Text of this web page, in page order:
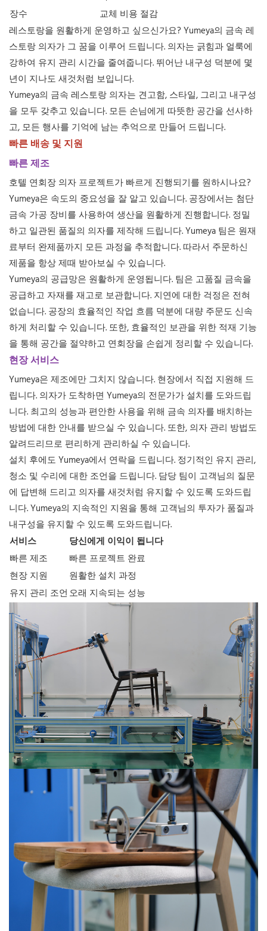
장수
교체 비용 절감
레스토랑을 원활하게 운영하고 싶으신가요? Yumeya의 금속 레
스토랑 의자가 그 꿈을 이루어 드립니다. 의자는 긁힘과 얼룩에
강하여 유지 관리 시간을 줄여줍니다. 뛰어난 내구성 덕분에 몇
년이 지나도 새것처럼 보입니다.
Yumeya의 금속 레스토랑 의자는 견고함, 스타일, 그리고 내구성
을 모두 갖추고 있습니다. 모든 손님에게 따뜻한 공간을 선사하
고, 모든 행사를 기억에 남는 추억으로 만들어 드립니다.
빠른 배송 및 지원
빠른 제조
호텔 연회장 의자 프로젝트가 빠르게 진행되기를 원하시나요?
Yumeya은 속도의 중요성을 잘 알고 있습니다. 공장에서는 첨단
금속 가공 장비를 사용하여 생산을 원활하게 진행합니다. 정밀
하고 일관된 품질의 의자를 제작해 드립니다. Yumeya 팀은 원재
료부터 완제품까지 모든 과정을 추적합니다. 따라서 주문하신
제품을 항상 제때 받아보실 수 있습니다.
Yumeya의 공급망은 원활하게 운영됩니다. 팀은 고품질 금속을
공급하고 자재를 재고로 보관합니다. 지연에 대한 걱정은 전혀
없습니다. 공장의 효율적인 작업 흐름 덕분에 대량 주문도 신속
하게 처리할 수 있습니다. 또한, 효율적인 보관을 위한 적재 기능
을 통해 공간을 절약하고 연회장을 손쉽게 정리할 수 있습니다.
현장 서비스
Yumeya은 제조에만 그치지 않습니다. 현장에서 직접 지원해 드
립니다. 의자가 도착하면 Yumeya의 전문가가 설치를 도와드립
니다. 최고의 성능과 편안한 사용을 위해 금속 의자를 배치하는
방법에 대한 안내를 받으실 수 있습니다. 또한, 의자 관리 방법도
알려드리므로 편리하게 관리하실 수 있습니다.
설치 후에도 Yumeya에서 연락을 드립니다. 정기적인 유지 관리,
청소 및 수리에 대한 조언을 드립니다. 담당 팀이 고객님의 질문
에 답변해 드리고 의자를 새것처럼 유지할 수 있도록 도와드립
니다. Yumeya의 지속적인 지원을 통해 고객님의 투자가 품질과
내구성을 유지할 수 있도록 도와드립니다.
서비스
당신에게 이익이 됩니다
빠른 제조
빠른 프로젝트 완료
현장 지원
원활한 설치 과정
유지 관리 조언 오래 지속되는 성능